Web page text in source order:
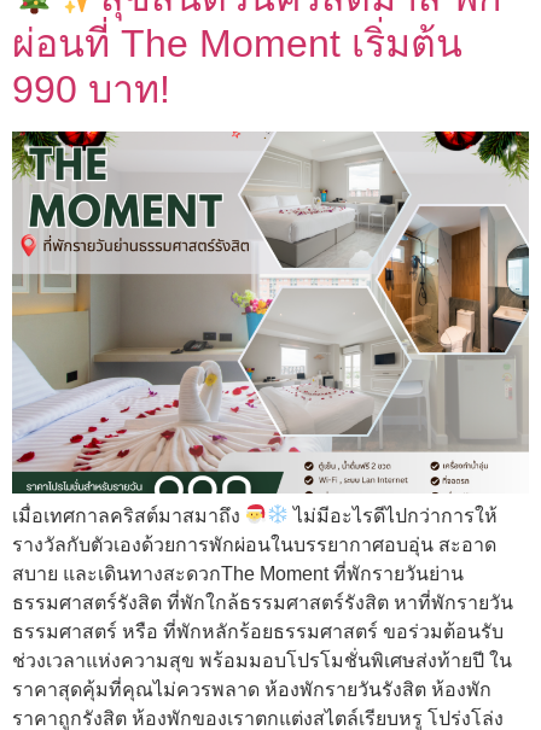
ผ่อนที่ The Moment เริ่มต้น
990 บาท!
เมื่อเทศกาลคริสต์มาสมาถึง
ไม่มีอะไรดีไปกว่าการให้
รางวัลกับตัวเองด้วยการพักผ่อนในบรรยากาศอบอุ่น สะอาด
สบาย และเดินทางสะดวกThe Moment ที่พักรายวันย่าน
ธรรมศาสตร์รังสิต ที่พักใกล้ธรรมศาสตร์รังสิต หาที่พักรายวัน
ธรรมศาสตร์ หรือ ที่พักหลักร้อยธรรมศาสตร์ ขอร่วมต้อนรับ
ช่วงเวลาแห่งความสุข พร้อมมอบโปรโมชั่นพิเศษส่งท้ายปี ใน
ราคาสุดคุ้มที่คุณไม่ควรพลาด ห้องพักรายวันรังสิต ห้องพัก
ราคาถูกรังสิต ห้องพักของเราตกแต่งสไตล์เรียบหรู โปร่งโล่ง